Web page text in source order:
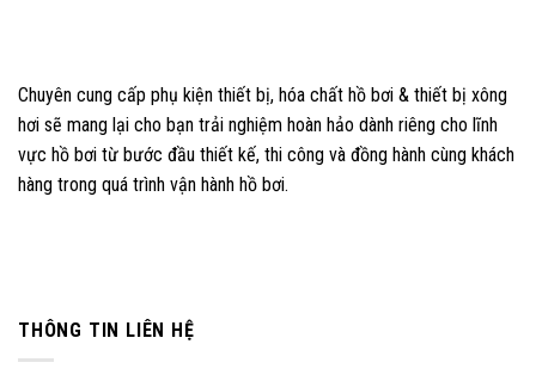
Chuyên cung cấp phụ kiện thiết bị, hóa chất hồ bơi & thiết bị xông
hơi sẽ mang lại cho bạn trải nghiệm hoàn hảo dành riêng cho lĩnh
vực hồ bơi từ bước đầu thiết kế, thi công và đồng hành cùng khách
hàng trong quá trình vận hành hồ bơi.
THÔNG TIN LIÊN HỆ